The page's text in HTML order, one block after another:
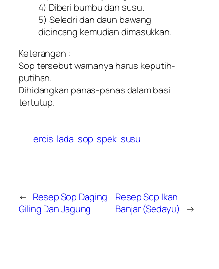
4) Diberi bumbu dan susu.
5) Seledri dan daun bawang
dicincang kemudian dimasukkan.
Keterangan :
Sop tersebut warnanya harus keputih-
putihan.
Dihidangkan panas-panas dalam basi
tertutup.
ercis lada sop spek susu
← Resep Sop Daging
Giling Dan Jagung
Resep Sop Ikan
Banjar (Sedayu) →